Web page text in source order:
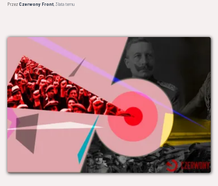
PrzezCzerwony Front,3 latatemu